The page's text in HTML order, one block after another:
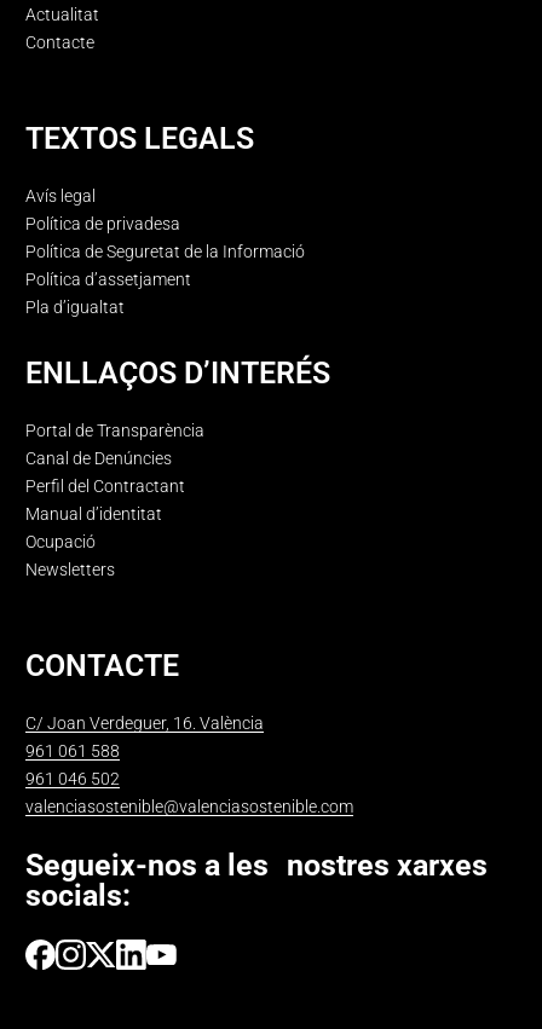
Actualitat
Contacte
TEXTOS LEGALS
Avís legal
Política de privadesa
Política de Seguretat de la Informació
Política d’assetjament
Pla d’igualtat
ENLLAÇOS D’INTERÉS
Portal de Transparència
Canal de Denúncies
Perfil del Contractant
Manual d’identitat
Ocupació
Newsletters
CONTACTE
C/ Joan Verdeguer, 16. València
961 061 588
961 046 502
valenciasostenible@valenciasostenible.com
Segueix-nos a les nostres xarxes
socials: